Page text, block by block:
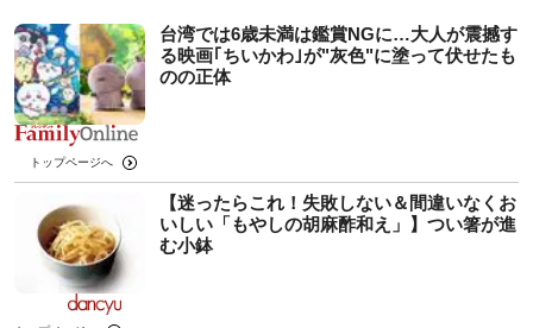
台湾では6歳未満は鑑賞NGに…大人が震撼す
る映画｢ちいかわ｣が"灰色"に塗って伏せたも
のの正体
トップページへ
【迷ったらこれ！失敗しない＆間違いなくお
いしい「もやしの胡麻酢和え」】つい箸が進
む小鉢